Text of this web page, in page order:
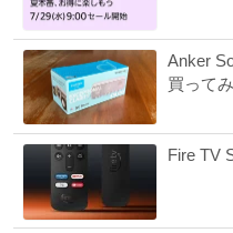
Anker
買って
Fire TV